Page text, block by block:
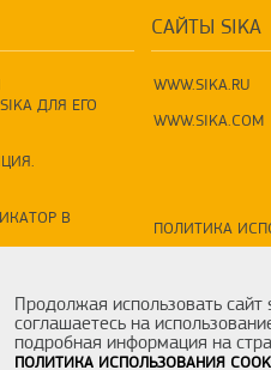
ДЛЯ ЕГО
В
САЙТЫ SIKA
WWW.SIKA.RU
WWW.SIKA.COM
ПОЛИТИКА
Продолжая использовать сайт
соглашаетесь на
подробная информация на
ПОЛИТИКА ИСПОЛЬЗОВАНИЯ